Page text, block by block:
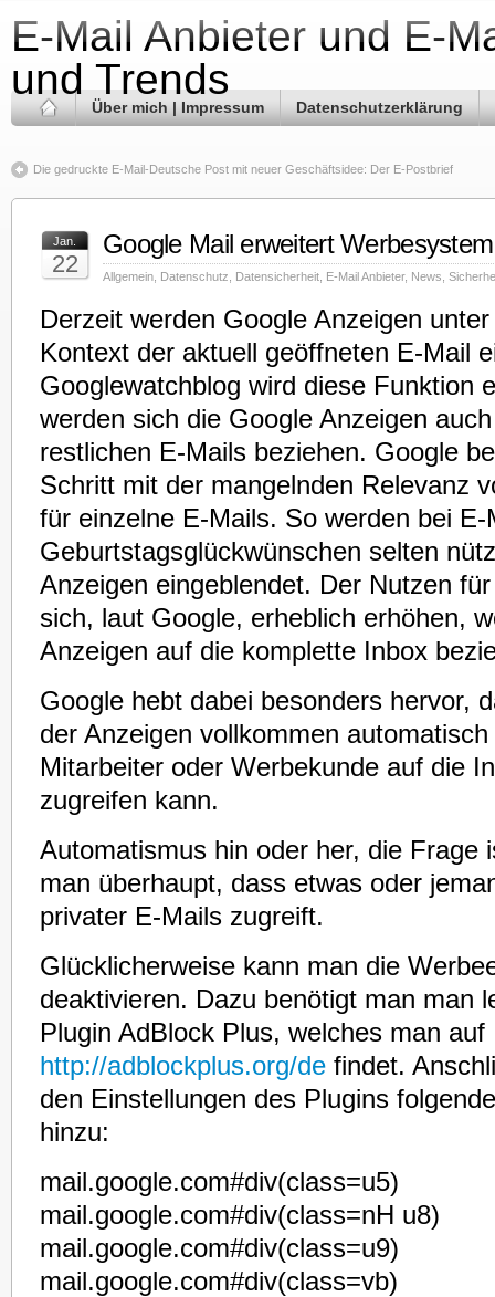
E-Mail Anbieter und E-
und Trends
Über mich | Impressum Datenschutzerklärung
Die gedruckte E-Mail-Deutsche Post mit neuer Geschäftsidee: Der E-Postbrief
Jan.
22
Google Mail erweitert Werbesystem
Allgemein Datenschutz Datensicherheit E-Mail Anbieter, News
Derzeit werden Google Anzeigen
Kontext der aktuell geöffneten E-Mail
Googlewatchblog wird diese Funktion
werden sich die Google Anzeigen
restlichen E-Mails beziehen. Google
Schritt mit der mangelnden Relevanz
für einzelne E-Mails. So werden bei
Geburtstagsglückwünschen selten
Anzeigen eingeblendet. Der Nutzen
sich, laut Google, erheblich erhöhen,
Anzeigen auf die komplette Inbox
Google hebt dabei besonders hervor,
der Anzeigen vollkommen
Mitarbeiter oder Werbekunde auf die
zugreifen kann.
Automatismus hin oder her, die Frage
man überhaupt, dass etwas oder
privater E-Mails zugreift.
Glücklicherweise kann man die
deaktivieren. Dazu benötigt man man
Plugin AdBlock Plus, welches man auf
http://adblockplus.org/de findet.
den Einstellungen des Plugins
hinzu:
mail.google.com#div(class=u5)
mail.google.com#div(class=nH u8)
mail.google.com#div(class=u9)
mail.google.com#div(class=vb)